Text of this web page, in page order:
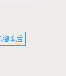
腳歌后